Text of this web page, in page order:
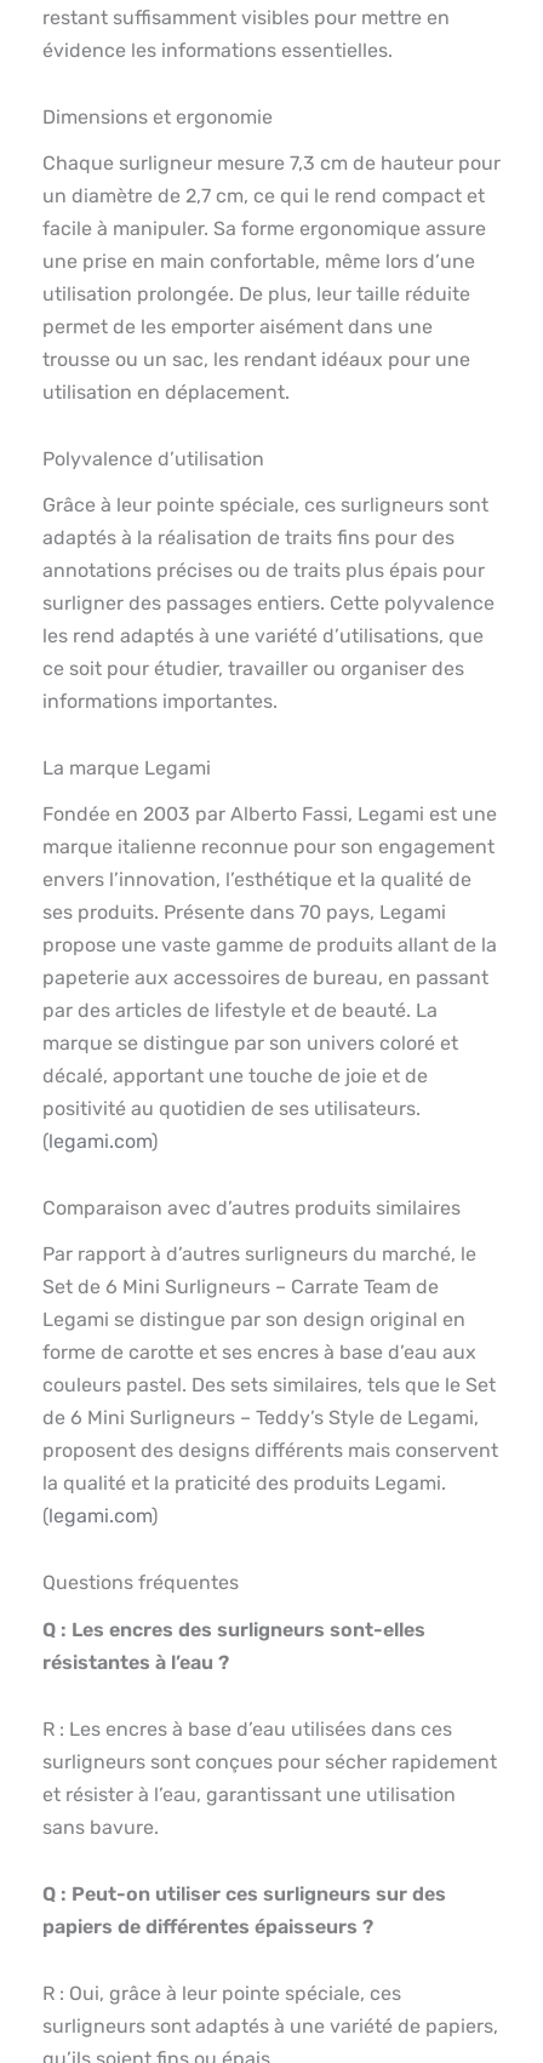
restant suffisamment visibles pour mettre en
évidence les informations essentielles.
Dimensions et ergonomie
Chaque surligneur mesure 7,3 cm de hauteur pour
un diamètre de 2,7 cm, ce qui le rend compact et
facile à manipuler. Sa forme ergonomique assure
une prise en main confortable, même lors d’une
utilisation prolongée. De plus, leur taille réduite
permet de les emporter aisément dans une
trousse ou un sac, les rendant idéaux pour une
utilisation en déplacement.
Polyvalence d’utilisation
Grâce à leur pointe spéciale, ces surligneurs sont
adaptés à la réalisation de traits fins pour des
annotations précises ou de traits plus épais pour
surligner des passages entiers. Cette polyvalence
les rend adaptés à une variété d’utilisations, que
ce soit pour étudier, travailler ou organiser des
informations importantes.
La marque Legami
Fondée en 2003 par Alberto Fassi, Legami est une
marque italienne reconnue pour son engagement
envers l’innovation, l’esthétique et la qualité de
ses produits. Présente dans 70 pays, Legami
propose une vaste gamme de produits allant de la
papeterie aux accessoires de bureau, en passant
par des articles de lifestyle et de beauté. La
marque se distingue par son univers coloré et
décalé, apportant une touche de joie et de
positivité au quotidien de ses utilisateurs.
(legami.com)
Comparaison avec d’autres produits similaires
Par rapport à d’autres surligneurs du marché, le
Set de 6 Mini Surligneurs – Carrate Team de
Legami se distingue par son design original en
forme de carotte et ses encres à base d’eau aux
couleurs pastel. Des sets similaires, tels que le Set
de 6 Mini Surligneurs – Teddy’s Style de Legami,
proposent des designs différents mais conservent
la qualité et la praticité des produits Legami.
(legami.com)
Questions fréquentes
Q : Les encres des surligneurs sont-elles
résistantes à l’eau ?
R : Les encres à base d’eau utilisées dans ces
surligneurs sont conçues pour sécher rapidement
et résister à l’eau, garantissant une utilisation
sans bavure.
Q : Peut-on utiliser ces surligneurs sur des
papiers de différentes épaisseurs ?
R : Oui, grâce à leur pointe spéciale, ces
surligneurs sont adaptés à une variété de papiers,
qu’ils soient fins ou épais.